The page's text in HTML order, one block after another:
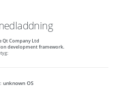
Qt Company Ltd
development framework.
unknown OS